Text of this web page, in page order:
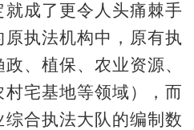
成了更令人头痛棘手
执法机构中，原有执
、 植保、农业资源、
村宅基地等领域），而
合执法大队的编制数